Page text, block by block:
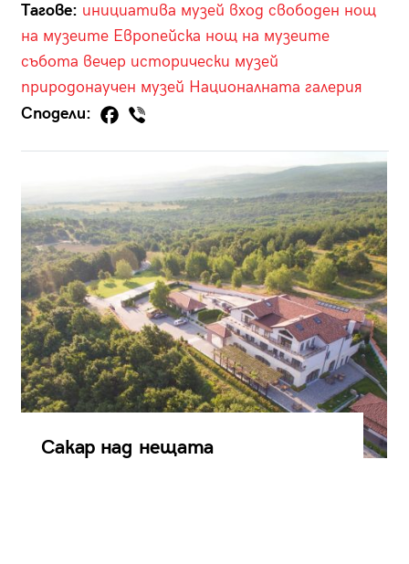
Тагове: инициатива музей вход свободен нощ
на музеите Европейска нощ на музеите
събота вечер исторически музей
природонаучен музей Националната галерия
Сподели:
Сакар над нещата